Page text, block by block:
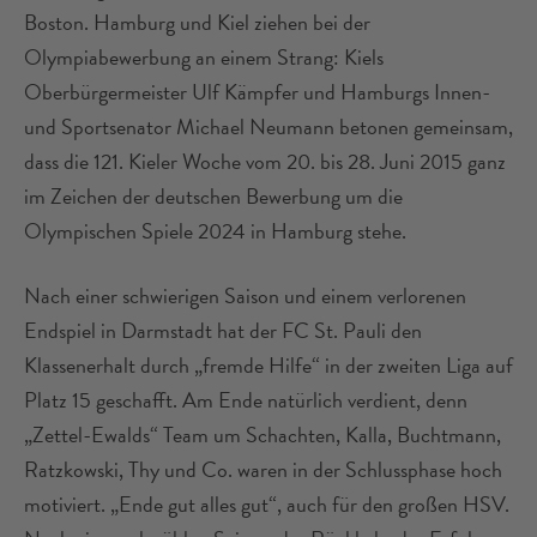
Boston. Hamburg und Kiel ziehen bei der
Olympiabewerbung an einem Strang: Kiels
Oberbürgermeister Ulf Kämpfer und Hamburgs Innen-
und Sportsenator Michael Neumann betonen gemeinsam,
dass die 121. Kieler Woche vom 20. bis 28. Juni 2015 ganz
im Zeichen der deutschen Bewerbung um die
Olympischen Spiele 2024 in Hamburg stehe.
Nach einer schwierigen Saison und einem verlorenen
Endspiel in Darmstadt hat der FC St. Pauli den
Klassenerhalt durch „fremde Hilfe“ in der zweiten Liga auf
Platz 15 geschafft. Am Ende natürlich verdient, denn
„Zettel-Ewalds“ Team um Schachten, Kalla, Buchtmann,
Ratzkowski, Thy und Co. waren in der Schlussphase hoch
motiviert. „Ende gut alles gut“, auch für den großen HSV.